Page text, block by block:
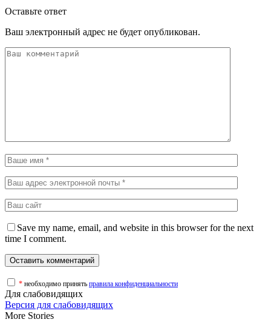
Оставьте ответ
Ваш электронный адрес не будет опубликован.
Save my name, email, and website in this browser for the next
time I comment.
* необходимо принять правила конфиденциальности
Для слабовидящих
Версия для слабовидящих
More Stories